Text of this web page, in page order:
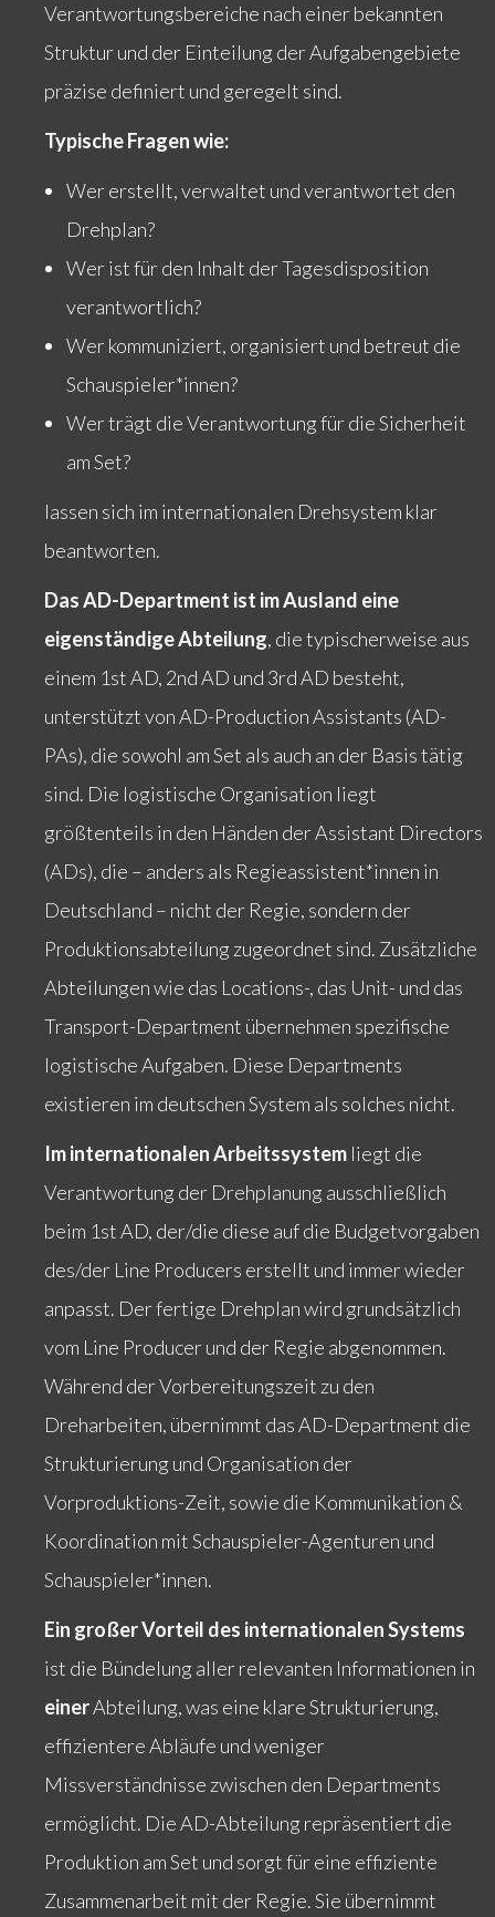
Verantwortungsbereiche nach einer bekannten
Struktur und der Einteilung der Aufgabengebiete
präzise definiert und geregelt sind.
Typische Fragen wie:
Wer erstellt, verwaltet und verantwortet den
Drehplan?
Wer ist für den Inhalt der Tagesdisposition
verantwortlich?
Wer kommuniziert, organisiert und betreut die
Schauspieler*innen?
Wer trägt die Verantwortung für die Sicherheit
am Set?
lassen sich im internationalen Drehsystem klar
beantworten.
Das AD-Department ist im Ausland eine
eigenständige Abteilung, die typischerweise aus
einem 1st AD, 2nd AD und 3rd AD besteht,
unterstützt von AD-Production Assistants (AD-
PAs), die sowohl am Set als auch an der Basis tätig
sind. Die logistische Organisation liegt
größtenteils in den Händen der Assistant Directors
(ADs), die – anders als Regieassistent*innen in
Deutschland – nicht der Regie, sondern der
Produktionsabteilung zugeordnet sind. Zusätzliche
Abteilungen wie das Locations-, das Unit- und das
Transport-Department übernehmen spezifische
logistische Aufgaben. Diese Departments
existieren im deutschen System als solches nicht.
Im internationalen Arbeitssystem liegt die
Verantwortung der Drehplanung ausschließlich
beim 1st AD, der/die diese auf die Budgetvorgaben
des/der Line Producers erstellt und immer wieder
anpasst. Der fertige Drehplan wird grundsätzlich
vom Line Producer und der Regie abgenommen.
Während der Vorbereitungszeit zu den
Dreharbeiten, übernimmt das AD-Department die
Strukturierung und Organisation der
Vorproduktions-Zeit, sowie die Kommunikation &
Koordination mit Schauspieler-Agenturen und
Schauspieler*innen.
Ein großer Vorteil des internationalen Systems
ist die Bündelung aller relevanten Informationen in
einerAbteilung, was eine klare Strukturierung,
effizientere Abläufe und weniger
Missverständnisse zwischen den Departments
ermöglicht. Die AD-Abteilung repräsentiert die
Produktion am Set und sorgt für eine effiziente
Zusammenarbeit mit der Regie. Sie übernimmt